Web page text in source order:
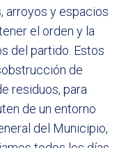
arroyos y espacios
el orden y la
del partido. Estos
de
residuos, para
de un entorno
del Municipio,